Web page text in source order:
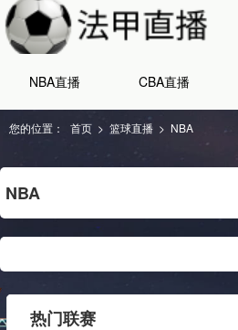
NBA直播 CBA直播
您的位置： 首页 > 篮球直播 > NBA
NBA
热门联赛